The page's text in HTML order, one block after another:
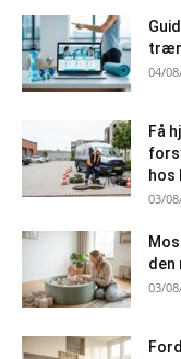
04/
Få
hos
03/
den
03/